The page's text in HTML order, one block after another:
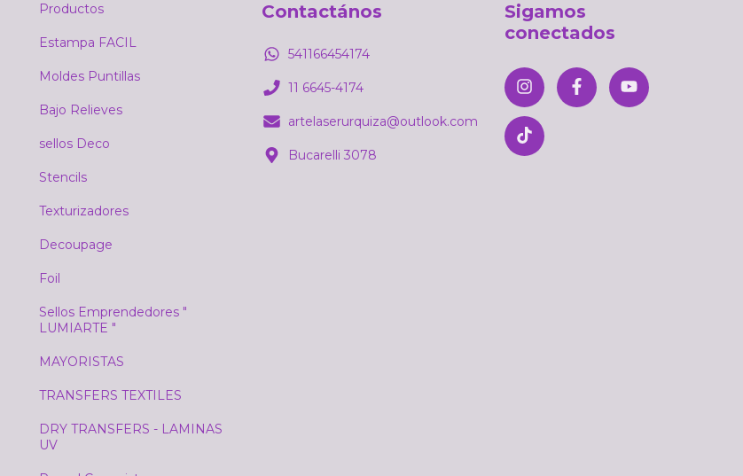
Productos
Estampa FACIL
Moldes Puntillas
Bajo Relieves
sellos Deco
Stencils
Texturizadores
Decoupage
Foil
Sellos Emprendedores "
LUMIARTE "
MAYORISTAS
TRANSFERS TEXTILES
DRY TRANSFERS - LAMINAS
UV
Contactános
541166454174
11 6645-4174
artelaserurquiza@outlook.com
Bucarelli 3078
Sigamos
conectados